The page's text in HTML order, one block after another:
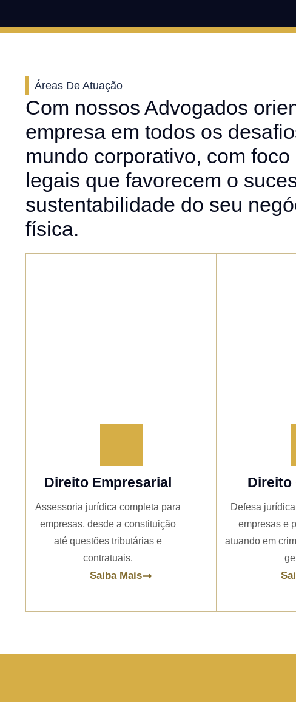
Áreas De Atuação
Com nossos Advogados
empresa em todos os
mundo corporativo, com
legais que favorecem o
sustentabilidade do seu
física.
Direito Empresarial
Assessoria jurídica completa para
empresas, desde a constituição
até questões tributárias e
contratuais.
Saiba Mais
Direito
Defesa
empresas e
atuando em